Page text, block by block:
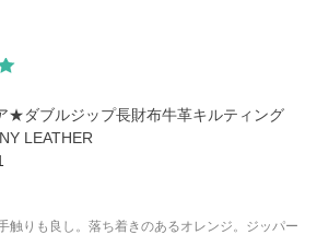
★ダブルジップ長財布牛革キルティング
LEATHER
触りも良し。落ち着きのあるオレンジ。ジッパー